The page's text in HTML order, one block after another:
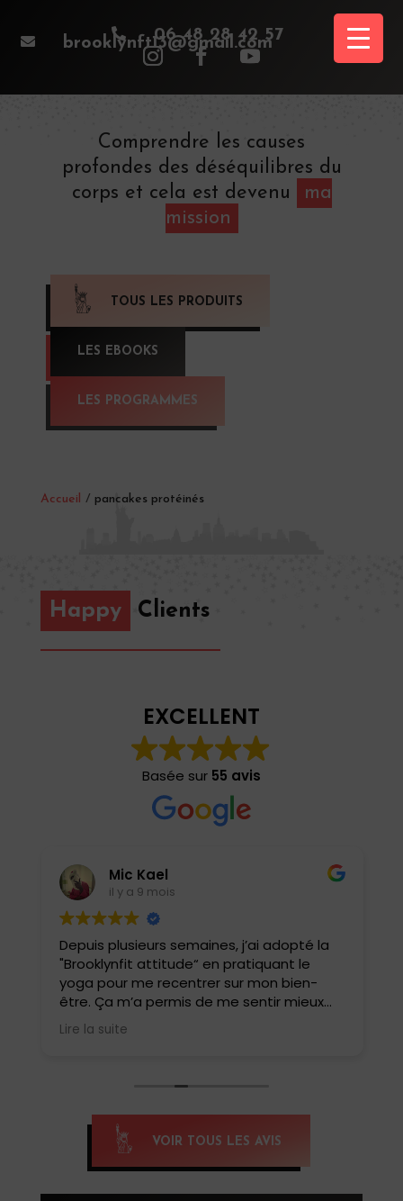
 06 48 28 42 57
 brooklynft13@gmail.com
Comprendre les causes
profondes des déséquilibres du
corps et cela est devenu
ma
mission
TOUS LES PRODUITS
LES EBOOKS
LES PROGRAMMES
Accueil / pancakes protéinés
Happy Clients
EXCELLENT
Basée sur 55 avis
Mic Kael
il y a 9 mois
Depuis plusieurs semaines, j’ai adopté la
"Brooklynfit attitude“ en pratiquant le
yoga pour me recentrer sur mon bien-
être. Ça m’a permis de me sentir mieux
dans ma tête et mon corps. J’ai
également pu tester le yoga HIIT, une
tellement de bien . Un yoga pas comme
les autres.
Si tu veux te reconnecter et te renforcer,
c’est yoga HIIT qu’il faut pratiquer, merci
Anissa pour cette belle découverte,
Lire la suite
VOIR TOUS LES AVIS